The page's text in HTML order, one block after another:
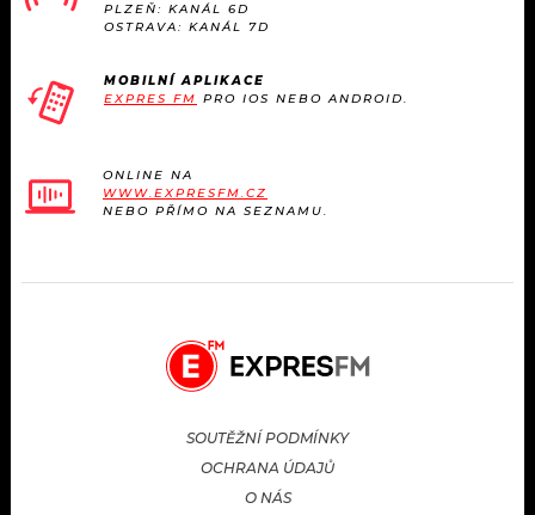
PLZEŇ: KANÁL 6D
OSTRAVA: KANÁL 7D
MOBILNÍ APLIKACE
EXPRES FM PRO IOS NEBO ANDROID.
ONLINE NA
WWW.EXPRESFM.CZ
NEBO PŘÍMO NA SEZNAMU.
SOUTĚŽNÍ PODMÍNKY
OCHRANA ÚDAJŮ
O NÁS